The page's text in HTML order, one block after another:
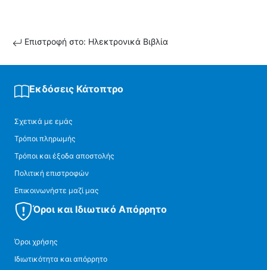
Επιστροφή στο: Ηλεκτρονικά Βιβλία
Εκδόσεις Κάτοπτρο
Σχετικά με εμάς
Τρόποι πληρωμής
Τρόποι και έξοδα αποστολής
Πολιτική επιστροφών
Επικοινωνήστε μαζί μας
Όροι και Ιδιωτικό Απόρρητο
Όροι χρήσης
Ιδιωτικότητα και απόρρητο